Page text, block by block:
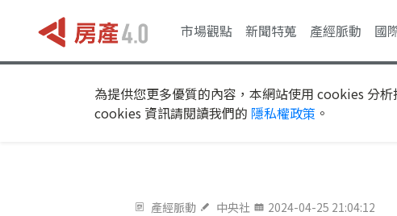
市場觀點 新聞特蒐 產經脈動 國
為提供您更多優質的內容，本網站使用 cookies 分
cookies 資訊請閱讀我們的 隱私權政策 。
產經脈動 中央社 2024-04-25 21:04:12